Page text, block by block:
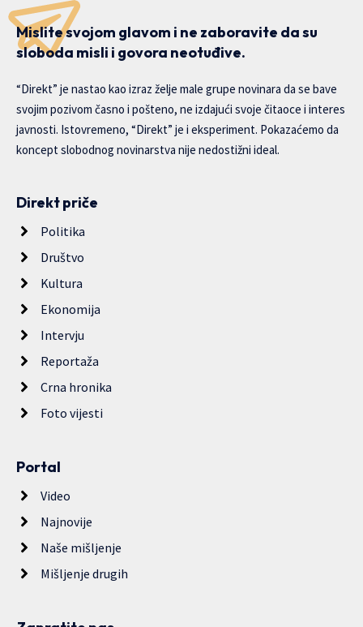
Mislite svojom glavom i ne zaboravite da su
sloboda misli i govora neotuđive.
“Direkt” je nastao kao izraz želje male grupe novinara da se bave
svojim pozivom časno i pošteno, ne izdajući svoje čitaoce i interes
javnosti. Istovremeno, “Direkt” je i eksperiment. Pokazaćemo da
koncept slobodnog novinarstva nije nedostižni ideal.
Direkt priče
Politika
Društvo
Kultura
Ekonomija
Intervju
Reportaža
Crna hronika
Foto vijesti
Portal
Video
Najnovije
Naše mišljenje
Mišljenje drugih